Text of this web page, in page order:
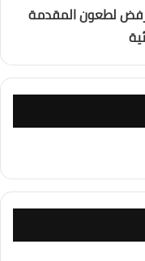
ترفض لطعون المقدمة